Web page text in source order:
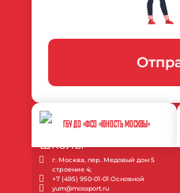
ГБУ ДО «ФСО «ЮНОСТЬ МОСКВЫ»
г. Москва, пер. Медовый дом 5
строение 4;
+7 (495) 950-01-01 Основной
yum@mossport.ru